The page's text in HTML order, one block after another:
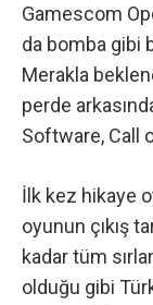
Gamescom
da bomba gibi
Merakla
perde
Software, Call
İlk kez hikaye
oyunun çıkış
kadar tüm
olduğu gibi